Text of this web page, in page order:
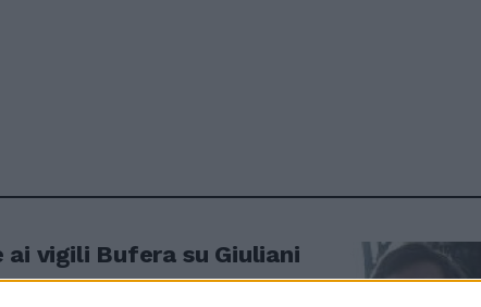
vigili Bufera su Giuliani